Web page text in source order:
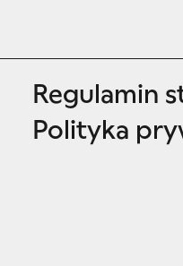
Regulamin
Polityka